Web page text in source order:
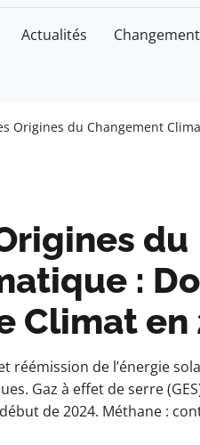
Actualités
Origines du Changement
du
:
Climat en
réémission de l’énergie
Gaz à effet de serre
de 2024. Méthane :